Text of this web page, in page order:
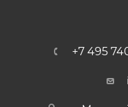
+7 495